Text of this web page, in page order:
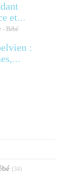
et
- Bébé
:
(34)